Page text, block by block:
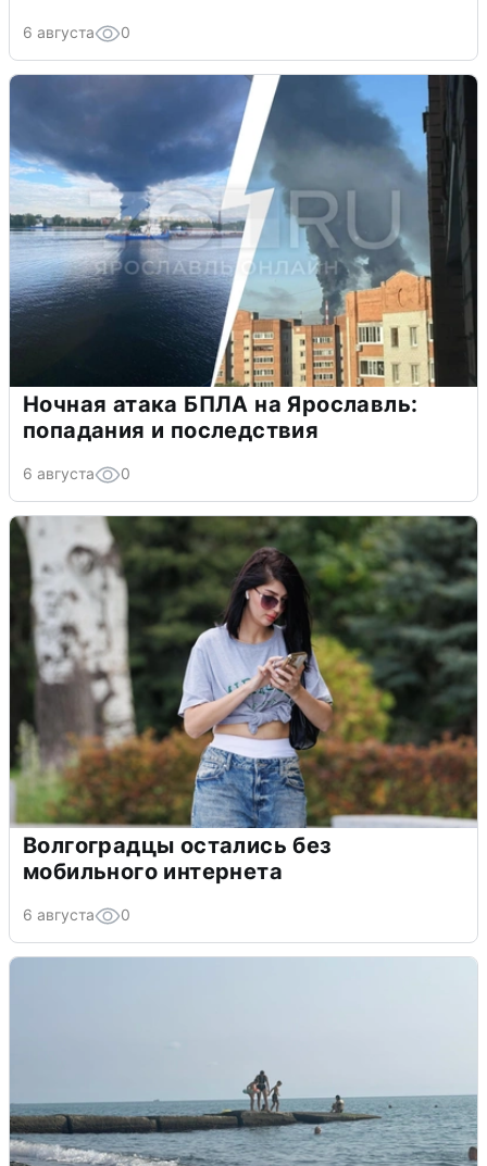
6 августа 0
Ночная атака БПЛА на Ярославль:
попадания и последствия
6 августа 0
Волгоградцы остались без
мобильного интернета
6 августа 0